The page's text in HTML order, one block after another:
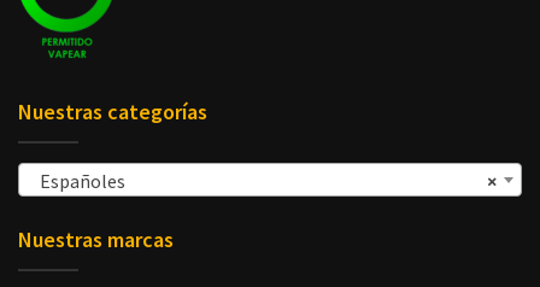
Nuestras categorías
×
Españoles
Nuestras marcas